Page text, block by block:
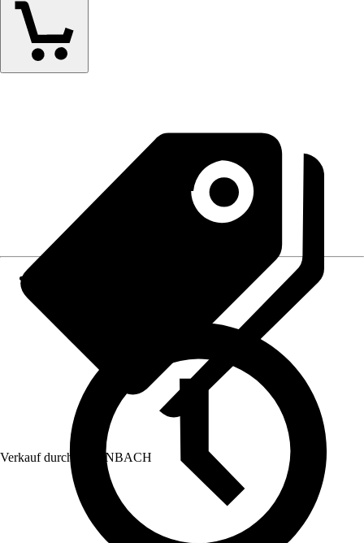
Verkauf durch: HORNBACH